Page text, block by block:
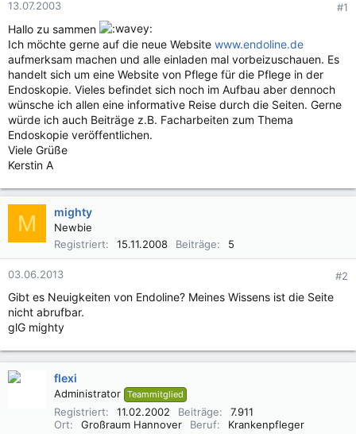
13.07.2003 #1
Hallo zu sammen
Ich möchte gerne auf die neue Website www.endoline.de
aufmerksam machen und alle einladen mal vorbeizuschauen. Es
handelt sich um eine Website von Pflege für die Pflege in der
Endoskopie. Vieles befindet sich noch im Aufbau aber dennoch
wünsche ich allen eine informative Reise durch die Seiten. Gerne
würde ich auch Beiträge z.B. Facharbeiten zum Thema
Endoskopie veröffentlichen.
Viele Grüße
Kerstin A
M mighty
Newbie
Registriert
15.11.2008 Beiträge 5
03.06.2013 #2
Gibt es Neuigkeiten von Endoline? Meines Wissens ist die Seite
nicht abrufbar.
glG mighty
flexi
Administrator Teammitglied
Registriert 11.02.2002 Beiträge
7.911
Ort
Großraum Hannover Beruf Krankenpfleger